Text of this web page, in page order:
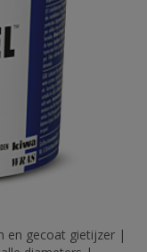
en gecoat gietijzer |